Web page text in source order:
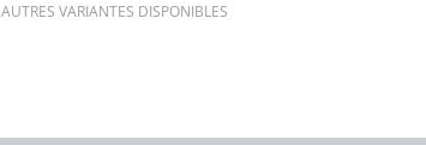
AUTRES VARIANTES DISPONIBLES